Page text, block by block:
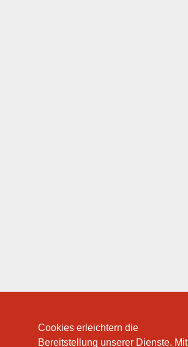
Cookies erleichtern die
Bereitstellung unserer Dienste. Mit